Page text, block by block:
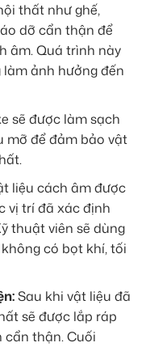
thất như ghế,
dỡ cẩn thận để
âm. Quá trình này
ảnh hưởng đến
sẽ được làm sạch
mỡ để đảm bảo vật
liệu cách âm được
vị trí đã xác định
thuật viên sẽ dùng
có bọt khí, tối
Sau khi vật liệu đã
sẽ được lắp ráp
cẩn thận. Cuối